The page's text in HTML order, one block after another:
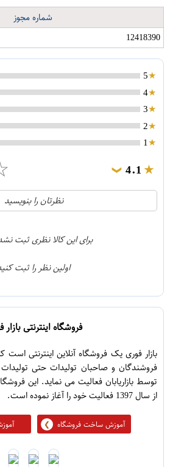
شماره مجوز
12418390
5
4
3
2
1
4.1
❯
21
1
نظرتان را بنویسید
برای این کالا نظری ثبت
اولین نظر را ثبت
فروشگاه اینترنتی بازار
بازار فوری یک فروشگاه آنلاین اینترنتی است
فروشندگان و صاحبان تولیدات حتی
توسط بازاریابان فعالیت می نماید. این
از سال 1397 فعالیت خود را آغاز نموده است.
آموزش ساخت فروشگاه